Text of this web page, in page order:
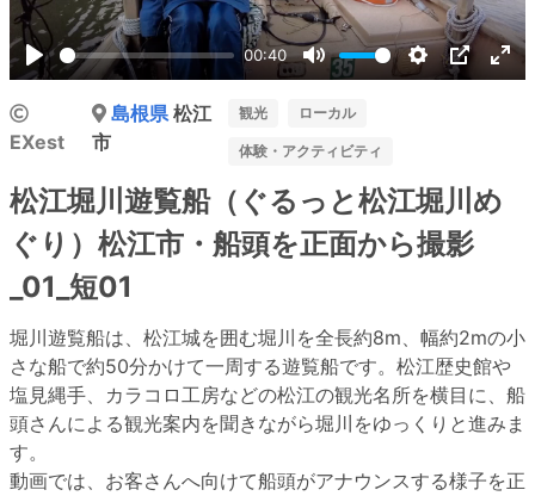
Play
00:40
Mute Settings
PIP
EXest
島根県松江
市
観光 ローカル
体験・アクティビティ
松江堀川遊覧船（ぐるっと松江堀川め
ぐり）松江市・船頭を正面から撮影
_01_短01
堀川遊覧船は、松江城を囲む堀川を全長約8m、幅約2mの小
さな船で約50分かけて一周する遊覧船です。松江歴史館や
塩見縄手、カラコロ工房などの松江の観光名所を横目に、船
頭さんによる観光案内を聞きながら堀川をゆっくりと進みま
す。
動画では、お客さんへ向けて船頭がアナウンスする様子を正